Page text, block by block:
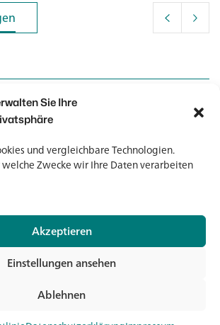
Sie Ihre
und vergleichbare Technologien.
welche Zwecke wir Ihre Daten verarbeiten
Akzeptieren
Ablehnen
Einstellungen ansehen
Kontakt
Kontakt
Newsletter
Newsletter
© 2026 Banholzer AG
Impressum
Datenschutz